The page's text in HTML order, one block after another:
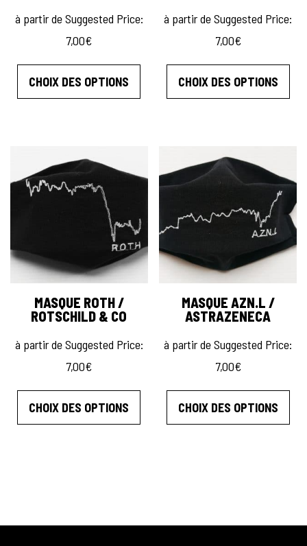
à partir deSuggested Price:
7,00€
CHOIX DES OPTIONS
Ce produit a plusieurs variations.
à partir deSuggested Price:
7,00€
CHOIX DES OPTIONS
Ce
MASQUE ROTH /
ROTSCHILD & CO
à partir deSuggested Price:
7,00€
CHOIX DES OPTIONS
Ce produit a plusieurs variations.
MASQUE AZN.L /
ASTRAZENECA
à partir deSuggested Price:
7,00€
CHOIX DES OPTIONS
Ce